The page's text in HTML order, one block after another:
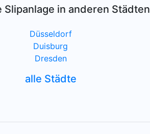
Slipanlage in anderen Städten
Düsseldorf
Duisburg
Dresden
alle Städte